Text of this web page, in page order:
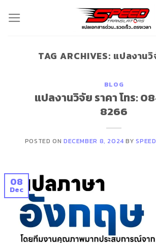
TAG ARCHIVES: แปลงานวิ
BLOG
แปลงานวิจัย ราคา โทร:
8266
POSTED ON DECEMBER 8, 2024 BY
08
Dec